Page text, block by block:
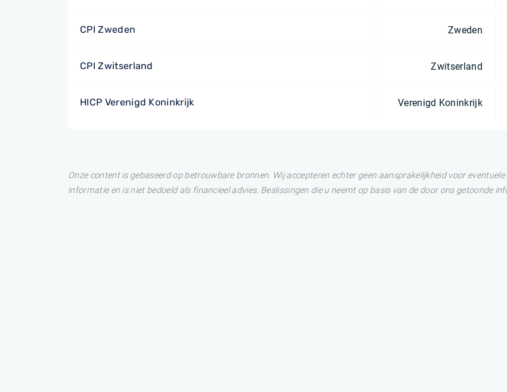
CPI Zweden Zweden
CPI Zwitserland Zwitserland
HICP Verenigd Koninkrijk Verenigd Koninkrijk
Onze content is gebaseerd op betrouwbare bronnen. Wij accepteren echter geen aansprakelijkheid voor
informatie en is niet bedoeld als financieel advies. Beslissingen die u neemt op basis van de door ons getoonde